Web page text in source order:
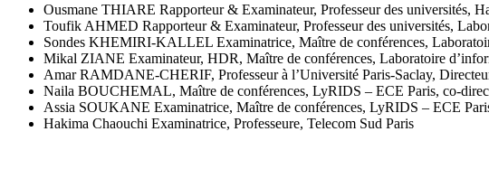
Ousmane THIARE Rapporteur & Examinateur, Professeur des universités,
Toufik AHMED Rapporteur & Examinateur, Professeur des universités,
Sondes KHEMIRI-KALLEL Examinatrice, Maître de conférences,
Mikal ZIANE Examinateur, HDR, Maître de conférences, Laboratoire
Amar RAMDANE-CHERIF, Professeur à l’Université Paris-Saclay,
Naila BOUCHEMAL, Maître de conférences, LyRIDS – ECE Paris, co-
Assia SOUKANE Examinatrice, Maître de conférences, LyRIDS – ECE
Hakima Chaouchi Examinatrice, Professeure, Telecom Sud Paris